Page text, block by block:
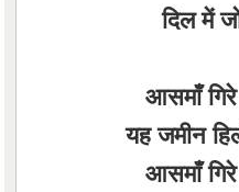
दिल में
आसमाँ गिरे
यह जमीन
आसमाँ गिरे